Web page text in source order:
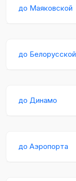
до Маяковской
до Белорусской
до Динамо
до Аэропорта